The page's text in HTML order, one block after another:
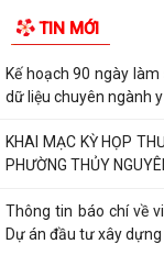
TIN MỚI
Kế hoạch 90 ngày
dữ liệu chuyên ngành y
KHAI MẠC KỲ HỌP
PHƯỜNG THỦY
Thông tin báo chí về
Dự án đầu tư xây dựng